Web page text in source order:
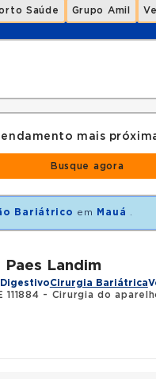
Saúde Grupo Amil
mais
Busque agora
Bariátrico em Mauá
Paes Landim
Cirurgia Bariátrica
111884 - Cirurgia do